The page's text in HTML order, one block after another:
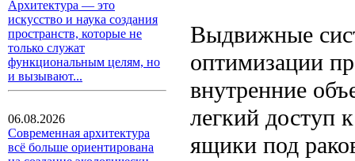
Архитектура — это
искусство и наука создания
пространств, которые не
только служат
функциональным целям, но
и вызывают...
06.08.2026
Современная архитектура
всё больше ориентирована
Выдвижные
оптимизации
внутренние
легкий доступ
ящики под